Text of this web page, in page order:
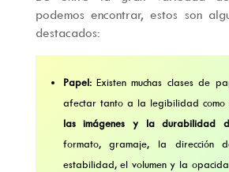
podemos encontrar, estos son
destacados:
Papel:Existen muchas clases de
afectar tanto a la legibilidad como
las imágenes y la durabilidad
formato, gramaje, la
estabilidad, el volumen y la